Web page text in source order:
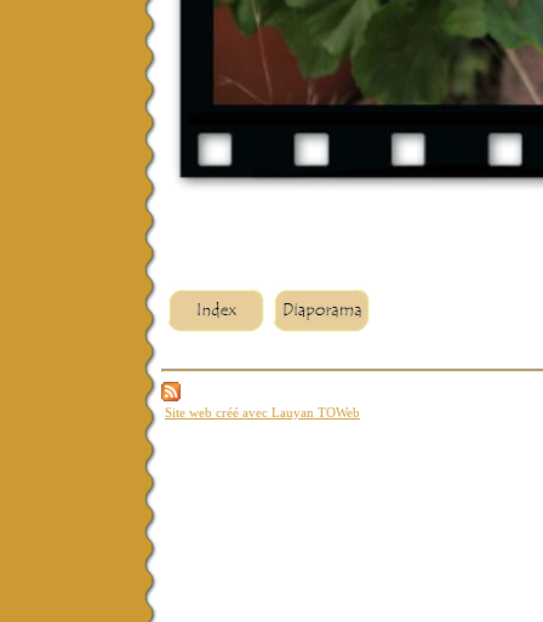
Site web créé avec Lauyan TOWeb